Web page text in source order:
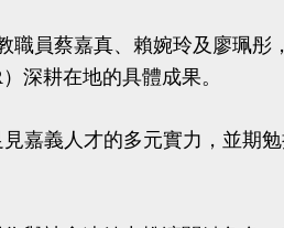
職員蔡嘉真、賴婉玲及廖珮
深耕在地的具體成果。
義人才的多元實力，並期